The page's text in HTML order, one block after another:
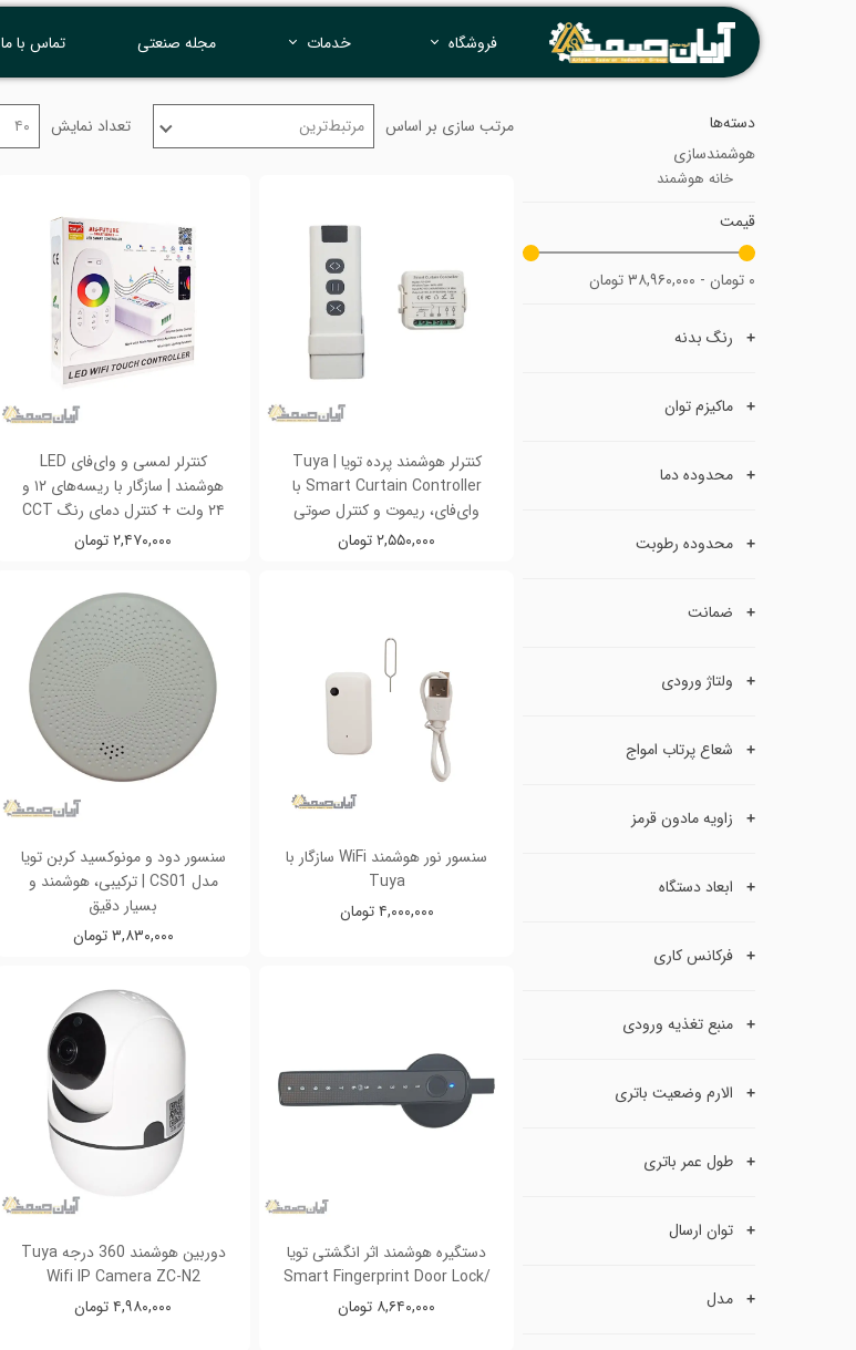
فروشگاه خدمات مجله صنعتی تماس با ما
دسته‌ها
هوشمندسازی
خانه هوشمند
قیمت
۰ تومان - ۳۸,۹۶۰,۰۰۰ تومان
رنگ بدنه
ماکیزم توان
محدوده دما
محدوده رطوبت
ضمانت
ولتاژ ورودی
شعاع پرتاب امواج
زاویه مادون قرمز
ابعاد دستگاه
فرکانس کاری
منبع تغذیه ورودی
الارم وضعیت باتری
طول عمر باتری
توان ارسال
مدل
مرتب سازی بر اساس مرتبط‌ترین تعداد نمایش ۴۰
کنترلر هوشمند پرده تویا | Tuya
Smart Curtain Controller با
وای‌فای، ریموت و کنترل صوتی
۲,۵۵۰,۰۰۰ تومان
کنترلر لمسی و وای‌فای LED
هوشمند | سازگار با ریسه‌های ۱۲ و
۲۴ ولت + کنترل دمای رنگ CCT
۲,۴۷۰,۰۰۰ تومان
سنسور نور هوشمند WiFi سازگار با
Tuya
۴,۰۰۰,۰۰۰ تومان
سنسور دود و مونوکسید کربن تویا
مدل CS01 | ترکیبی، هوشمند و
بسیار دقیق
۳,۸۳۰,۰۰۰ تومان
دستگیره هوشمند اثر انگشتی تویا
/Smart Fingerprint Door Lock
۸,۶۴۰,۰۰۰ تومان
دوربین هوشمند 360 درجه Tuya
Wifi IP Camera ZC-N2
۴,۹۸۰,۰۰۰ تومان